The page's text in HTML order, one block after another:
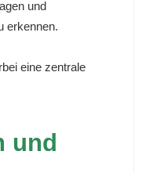
und
erkennen.
eine zentrale
und